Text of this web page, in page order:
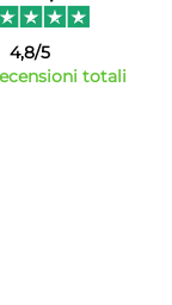
4,8/5
totali